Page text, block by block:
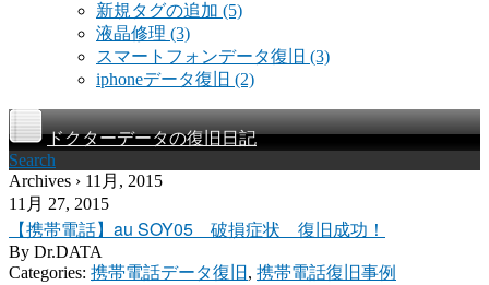
新規タグの追加 (5)
液晶修理 (3)
スマートフォンデータ復旧 (3)
iphoneデータ復旧 (2)
ドクターデータの復旧日記
Search
Archives › 11月, 2015
11月 27, 2015
【携帯電話】au SOY05 破損症状 復旧成功！
By Dr.DATA
Categories: 携帯電話データ復旧 , 携帯電話復旧事例